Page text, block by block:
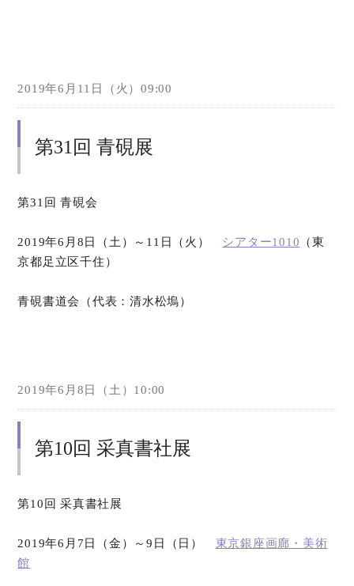
2019年6月11日（火）09:00
第31回 青硯展
第31回 青硯会
2019年6月8日（土）～11日（火） シアター1010 （東
京都足立区千住）
青硯書道会（代表：清水松塢）
2019年6月8日（土）10:00
第10回 采真書社展
第10回 采真書社展
2019年6月7日（金）～9日（日） 東京銀座画廊・美術
館